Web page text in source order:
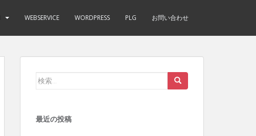
WEBSERVICE WORDPRESS PLG お問い合わせ
検
最近の投稿